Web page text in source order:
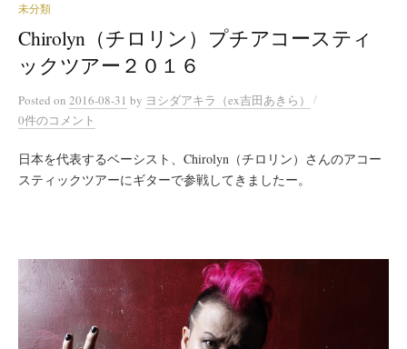
未分類
Chirolyn（チロリン）プチアコースティ
ックツアー２０１６
Posted on 2016-08-31 by ヨシダアキラ（ex吉田あきら）
/
0件のコメント
日本を代表するベーシスト、Chirolyn（チロリン）さんのアコー
スティックツアーにギターで参戦してきましたー。